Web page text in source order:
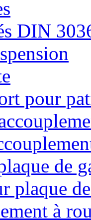
DIN
pour
de
plaque
à